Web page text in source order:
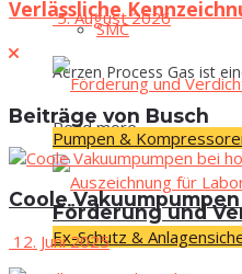
5. August 2026
Aerzen Process Gas ist
Read more
Ex-Schutz &
SMC
Pumpen &
För­de­rung und
Verlässliche
Beiträge von Busch
Coo­le
12. Juni 2025